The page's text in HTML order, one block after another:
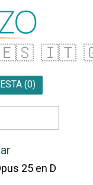
🇮🇹
(0)
25 en D